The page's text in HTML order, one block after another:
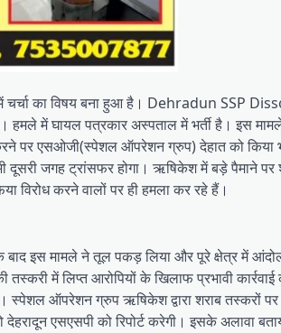
चर्चा का विषय बना हुआ है। Dehradun SSP
में घायल पत्रकार अस्पताल में भर्ती है। इस मामले
पर एसओजी(स्पेशल ऑपरेशन ग्रुप) देहात को
दूसरी जगह ट्रांसफर होगा। ऋषिकेश में बड़े पैमाने
विरोध करने वालों पर ही हमला कर रहे हैं।
इस मामले ने तूल पकड़ लिया और पूरे क्षेत्र में
तस्करी में लिप्त आरोपियों के खिलाफ प्रभावी
ऑपरेशन ग्रुप ऋषिकेश द्वारा शराब तस्करों पर
एसएसपी को रिपोर्ट करेगी। इसके अलावा